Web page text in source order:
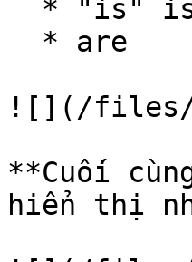
![](/files/
**Cuối
hiển thị